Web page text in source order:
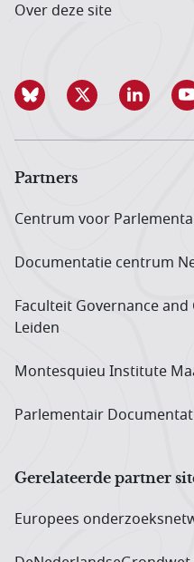
Over deze site
Partners
Centrum voor
Documentatie centrum
Faculteit Governance
Leiden
Montesquieu Institute
Parlementair
Gerelateerde partner
Europees